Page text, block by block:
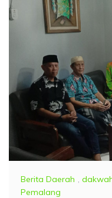
Berita Daerah ,
Pemalang